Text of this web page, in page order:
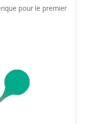
pour le premier